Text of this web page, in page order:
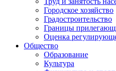
Городское хозяйство
Градостроительство
Границы
Оценка
Общество
Образование
Культура